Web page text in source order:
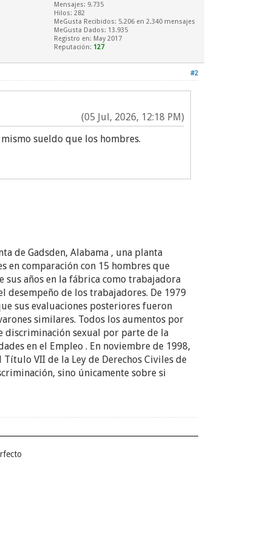
Mensajes: 9.735
Hilos: 282
MeGusta Recibidos: 5.206 en 2.340 mensajes
MeGusta Dados: 13.935
Registro en: May 2017
Reputación: 127
#2
(05 Jul, 2026, 12:18 PM)
sueldo que los hombres.
de Gadsden, Alabama , una planta
en comparación con 15 hombres que
sus años en la fábrica como trabajadora
desempeño de los trabajadores. De 1979
sus evaluaciones posteriores fueron
similares. Todos los aumentos por
discriminación sexual por parte de la
en el Empleo . En noviembre de 1998,
VII de la Ley de Derechos Civiles de
sino únicamente sobre si